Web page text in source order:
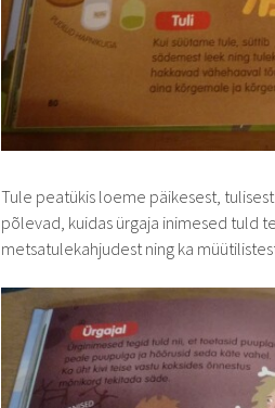
Tule peatükis loeme päikesest,
põlevad, kuidas ürgaja inimesed tuld
metsatulekahjudest ning ka